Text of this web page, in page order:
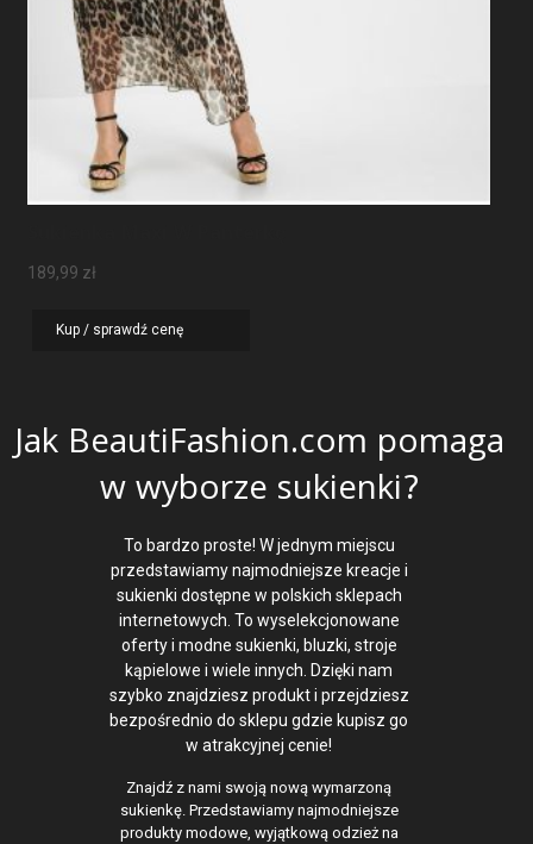
189,99 zł
Kup / sprawdź cenę
Jak BeautiFashion.com pomaga
w wyborze sukienki?
To bardzo proste! W jednym miejscu
przedstawiamy najmodniejsze kreacje i
sukienki dostępne w polskich sklepach
internetowych. To wyselekcjonowane
oferty i modne sukienki, bluzki, stroje
kąpielowe i wiele innych. Dzięki nam
szybko znajdziesz produkt i przejdziesz
bezpośrednio do sklepu gdzie kupisz go
w atrakcyjnej cenie!
Znajdź z nami swoją nową wymarzoną
sukienkę. Przedstawiamy najmodniejsze
produkty modowe, wyjątkową odzież na